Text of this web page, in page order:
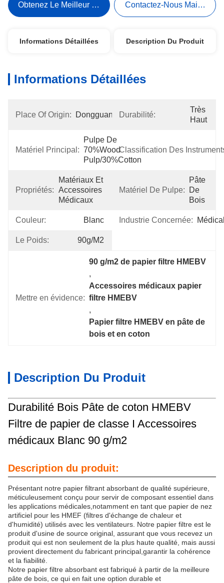
Obtenez Le Meilleur Prix Contactez-Nous Maintenant
Informations Détaillées Description Du Produit
Informations Détaillées
Place Of Origin: Dongguan Durabilité:
Très
Haut
Matériel Principal:
Pulpe De
70%Wood
Pulp/30%Cotton
Classification Des
Propriétés:
Matériaux Et
Accessoires
Médicaux
Matériel De Pulpe:
Pâte
De
Bois
Couleur: Blanc Industrie Concernée:
Le Poids: 90g/m2
Mettre en évidence:
90 g/m2 de papier filtre HMEBV
,
Accessoires médicaux papier
filtre HMEBV
,
Papier filtre HMEBV en pâte de
bois et en coton
Description Du Produit
Durabilité Bois Pâte de coton HMEBV
Filtre de papier de classe I Accessoires
médicaux Blanc 90 g/m2
Description du produit:
Présentant notre papier filtrant absorbant de qualité supérieure,
méticuleusement conçu pour servir de composant essentiel dans
les applications médicales,notamment en tant que papier de nez
artificiel pour les HMEF (filtres d'échange de chaleur et
d'humidité) utilisés avec les ventilateurs. Notre papier filtre est le
produit d'usine de source original, assurant que vous recevez un
produit qui est non seulement de la plus haute qualité, mais aussi
provient directement du fabricant principal,garantir la cohérence
et la fiabilité.
Notre papier filtre absorbant est fabriqué à partir de la meilleure
pâte de bois, ce qui en fait une option durable et